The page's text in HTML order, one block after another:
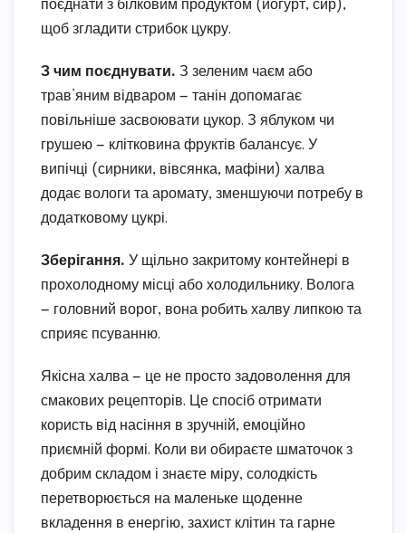
поєднати з білковим продуктом (йогурт, сир),
щоб згладити стрибок цукру.
З чим поєднувати. З зеленим чаєм або
трав’яним відваром — танін допомагає
повільніше засвоювати цукор. З яблуком чи
грушею — клітковина фруктів балансує. У
випічці (сирники, вівсянка, мафіни) халва
додає вологи та аромату, зменшуючи потребу в
додатковому цукрі.
Зберігання. У щільно закритому контейнері в
прохолодному місці або холодильнику. Волога
— головний ворог, вона робить халву липкою та
сприяє псуванню.
Якісна халва — це не просто задоволення для
смакових рецепторів. Це спосіб отримати
користь від насіння в зручній, емоційно
приємній формі. Коли ви обираєте шматочок з
добрим складом і знаєте міру, солодкість
перетворюється на маленьке щоденне
вкладення в енергію, захист клітин та гарне